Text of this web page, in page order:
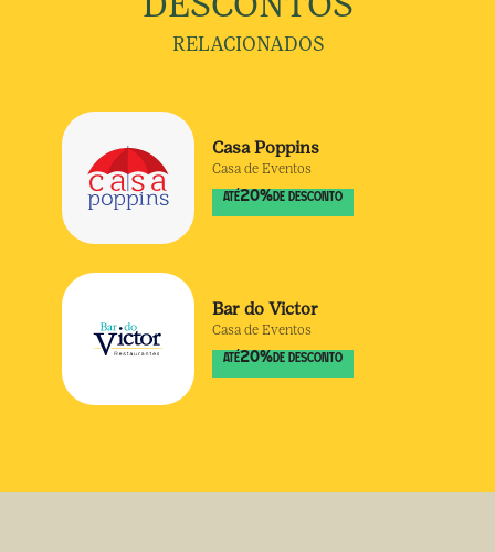
RELACIONADOS
Casa Poppins
Casa de Eventos
ATÉ20% DE DESCONTO
Bar do Victor
Casa de Eventos
ATÉ20% DE DESCONTO